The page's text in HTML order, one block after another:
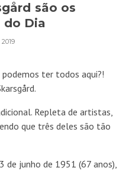
são os
do Dia
podemos ter todos aqui?!
Repleta de artistas,
que três deles são tão
de junho de 1951 (67 anos),